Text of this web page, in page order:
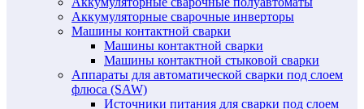
Аккумуляторные сварочные инверторы
Машины контактной сварки
Машины контактной сварки
Машины контактной стыковой сварки
Аппараты для автоматической сварки под слоем
флюса (SAW)
Источники питания для сварки под слоем